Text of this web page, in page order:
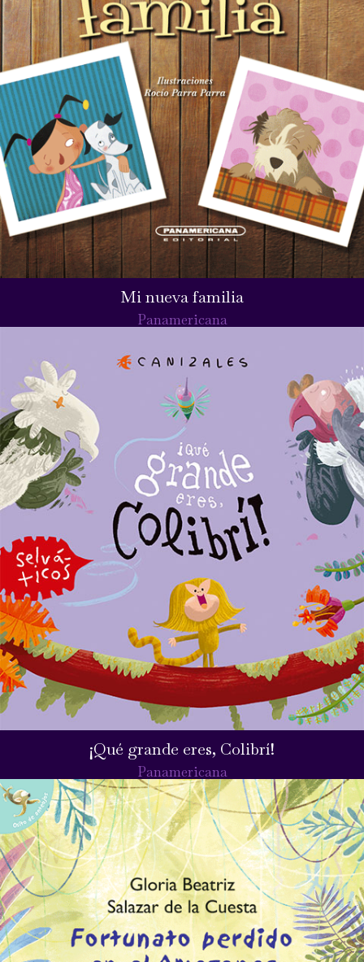
Mi nueva familia
Panamericana
¡Qué grande eres, Colibrí!
Panamericana